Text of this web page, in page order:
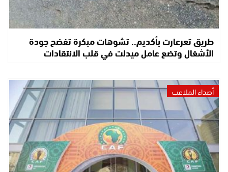
طريق تعرعارت بأكديم.. تشوهات مبكرة تفضح جودة
الأشغال وتضع عامل ميدلت في قلب الانتقادات
أصداء الملاعب